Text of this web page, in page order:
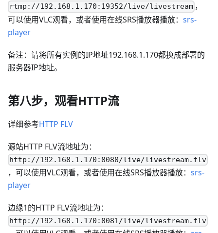
rtmp://192.168.1.170:19352/live/livestream ，
可以使用VLC观看，或者使用在线SRS播放器播放： srs-
player
备注：请将所有实例的IP地址192.168.1.170都换成部署的
服务器IP地址。
第八步，观看HTTP流
详细参考HTTP FLV
源站HTTP FLV流地址为：
http://192.168.1.170:8080/live/livestream.flv
，可以使用VLC观看，或者使用在线SRS播放器播放： srs-
player
边缘1的HTTP FLV流地址为：
http://192.168.1.170:8081/live/livestream.flv